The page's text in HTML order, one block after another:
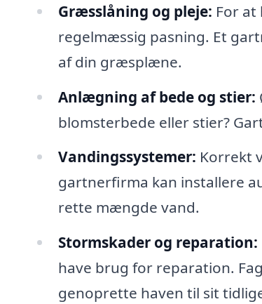
Græsslåning og pleje: For
regelmæssig pasning. Et
af din græsplæne.
Anlægning af bede og stier:
blomsterbede eller stier?
Vandingssystemer: Korrekt
gartnerfirma kan installere
rette mængde vand.
Stormskader og reparation:
have brug for reparation.
genoprette haven til sit